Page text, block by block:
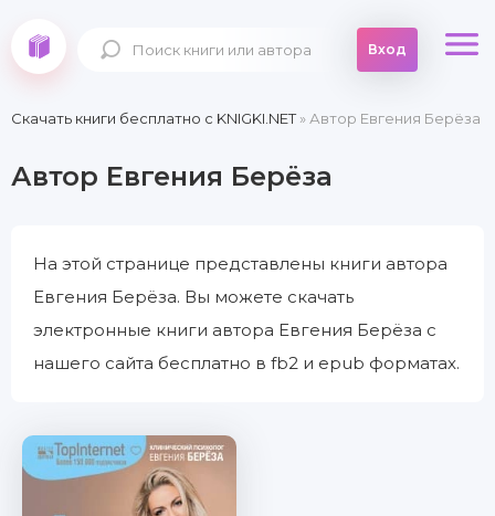
Вход
Скачать книги бесплатно c KNIGKI.NET» Автор Евгения Берёза
Автор Евгения Берёза
На этой странице представлены книги автора
Евгения Берёза. Вы можете скачать
электронные книги автора Евгения Берёза с
нашего сайта бесплатно в fb2 и epub форматах.